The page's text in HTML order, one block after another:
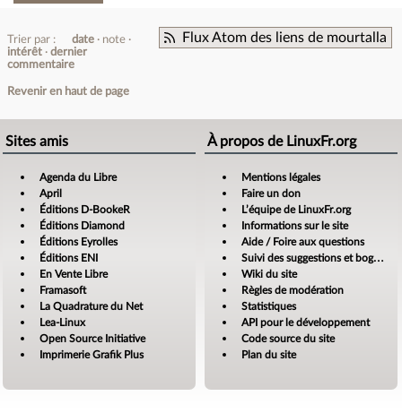
Flux Atom des liens de mourtalla
Trier par : date
note
intérêt
dernier
commentaire
Revenir en haut de page
Sites amis
Agenda du Libre
April
Éditions D-BookeR
Éditions Diamond
Éditions Eyrolles
Éditions ENI
En Vente Libre
Framasoft
La Quadrature du Net
Lea-Linux
Open Source Initiative
Imprimerie Grafik Plus
À propos de LinuxFr.org
Mentions légales
Faire un don
L’équipe de LinuxFr.org
Informations sur le site
Aide / Foire aux questions
Suivi des suggestions et bogues
Wiki du site
Règles de modération
Statistiques
API pour le développement
Code source du site
Plan du site